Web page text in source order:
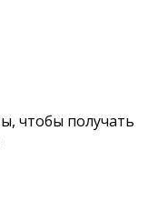
чтобы получать